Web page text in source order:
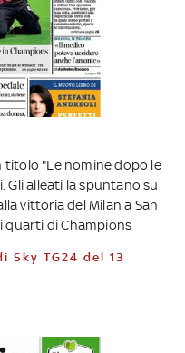
titolo "Le nomine dopo le
Gli alleati la spuntano su
vittoria del Milan a San
quarti di Champions